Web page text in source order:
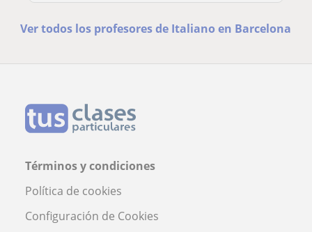
Ver todos los profesores de Italiano en Barcelona
Términos y condiciones
Política de cookies
Configuración de Cookies